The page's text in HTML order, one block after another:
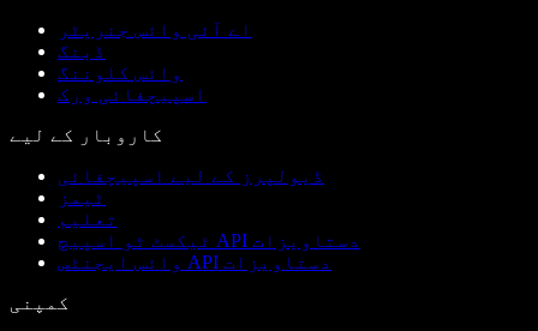
اے آئی وائس جنریٹر
ڈبنگ
وائس کلوننگ
اسپیچفائی ورک
کاروبار کے لیے
ڈیولپرز کے لیے اسپیچفائی
ٹیمز
تعلیم
ٹیکسٹ ٹو اسپیچ API دستاویزات
وائس ایجنٹس API دستاویزات
کمپنی